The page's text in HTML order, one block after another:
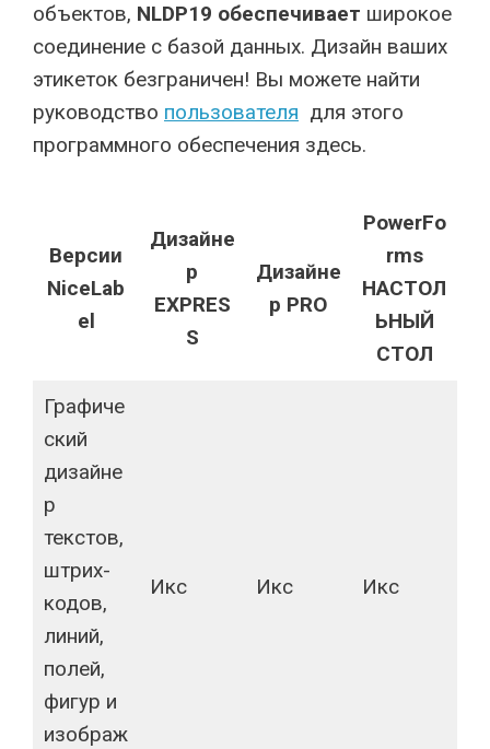
объектов, NLDP19 обеспечивает широкое
соединение с базой данных. Дизайн ваших
этикеток безграничен! Вы можете найти
руководство пользователя для этого
программного обеспечения здесь.
Версии
NiceLab
el
Дизайне
р
EXPRES
S
Дизайне
р PRO
PowerFo
rms
НАСТОЛ
ЬНЫЙ
СТОЛ
Графиче
ский
дизайне
р
текстов,
штрих-
кодов,
линий,
полей,
фигур и
изображ
Икс Икс Икс